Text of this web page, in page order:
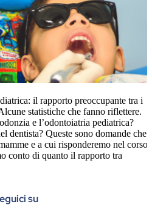
il rapporto preoccupante tra i
statistiche che fanno riflettere.
e l’odontoiatria pediatrica?
dentista? Queste sono domande che
e a cui risponderemo nel corso
conto di quanto il rapporto tra
su